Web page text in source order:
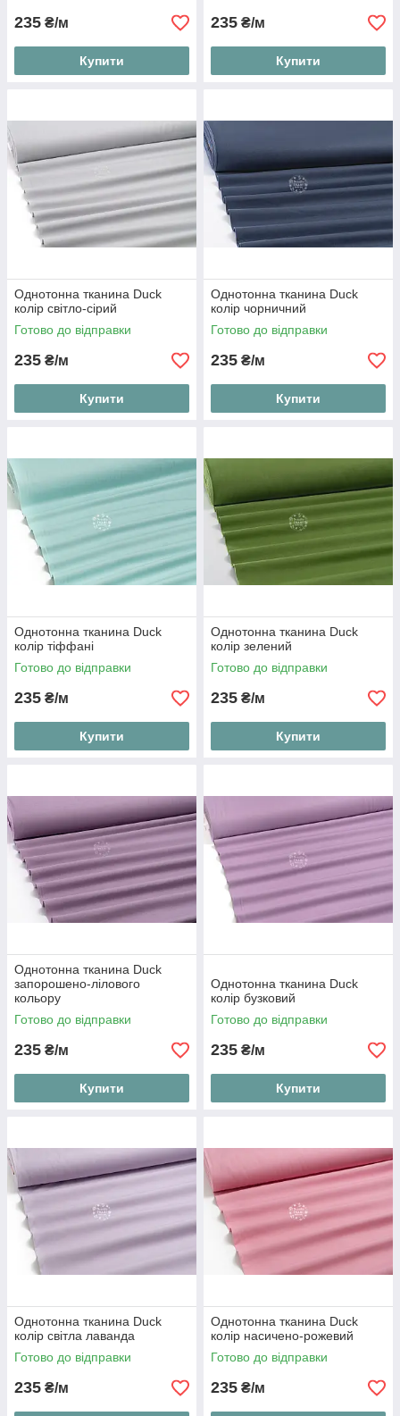
235 ₴/м
Купити
235 ₴/м
Купити
Однотонна тканина Duck
колір світло-сірий
Готово до відправки
235 ₴/м
Купити
Однотонна тканина Duck
колір чорничний
Готово до відправки
235 ₴/м
Купити
Однотонна тканина Duck
колір тіффані
Готово до відправки
235 ₴/м
Купити
Однотонна тканина Duck
колір зелений
Готово до відправки
235 ₴/м
Купити
Однотонна тканина Duck
запорошено-лілового
кольору
Готово до відправки
235 ₴/м
Купити
Однотонна тканина Duck
колір бузковий
Готово до відправки
235 ₴/м
Купити
Однотонна тканина Duck
колір світла лаванда
Готово до відправки
235 ₴/м
Однотонна тканина Duck
колір насичено-рожевий
Готово до відправки
235 ₴/м